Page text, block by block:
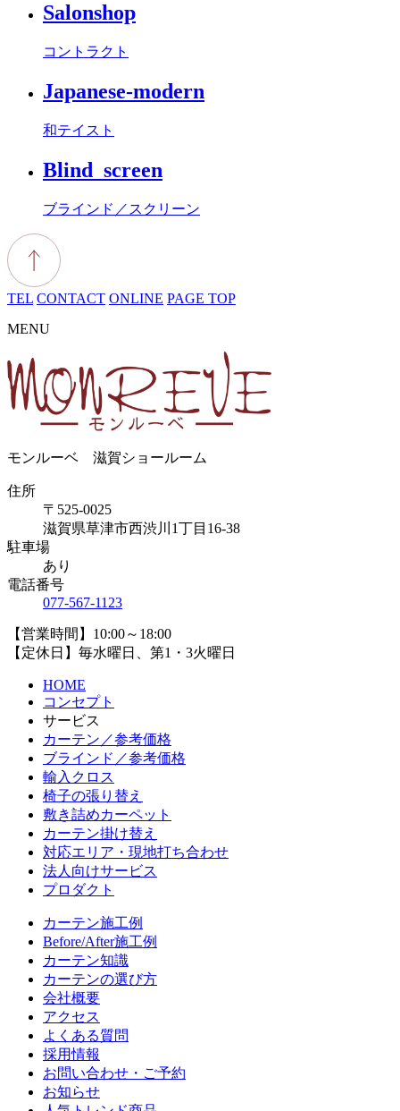
Salonshop
コントラクト
Japanese-modern
和テイスト
Blind_screen
ブラインド／スクリーン
TEL CONTACT ONLINE PAGE TOP
MENU
モンルーベ 滋賀ショールーム
住所
〒525-0025
滋賀県草津市西渋川1丁目16-38
駐車場
あり
電話番号
077-567-1123
【営業時間】10:00～18:00
【定休日】毎水曜日、第1・3火曜日
HOME
コンセプト
サービス
カーテン／参考価格
ブラインド／参考価格
輸入クロス
椅子の張り替え
敷き詰めカーペット
カーテン掛け替え
対応エリア・現地打ち合わせ
法人向けサービス
プロダクト
カーテン施工例
Before/After施工例
カーテン知識
カーテンの選び方
会社概要
アクセス
よくある質問
採用情報
お問い合わせ・ご予約
お知らせ